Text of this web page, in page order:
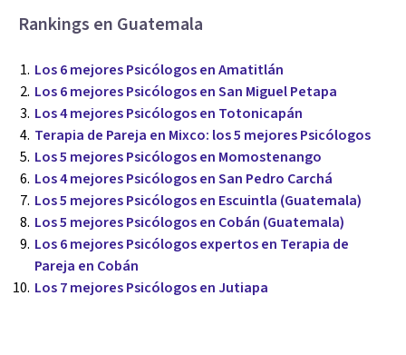
Rankings en Guatemala
Los 6 mejores Psicólogos en Amatitlán
Los 6 mejores Psicólogos en San Miguel Petapa
Los 4 mejores Psicólogos en Totonicapán
Terapia de Pareja en Mixco: los 5 mejores Psicólogos
Los 5 mejores Psicólogos en Momostenango
Los 4 mejores Psicólogos en San Pedro Carchá
Los 5 mejores Psicólogos en Escuintla (Guatemala)
Los 5 mejores Psicólogos en Cobán (Guatemala)
Los 6 mejores Psicólogos expertos en Terapia de
Pareja en Cobán
Los 7 mejores Psicólogos en Jutiapa